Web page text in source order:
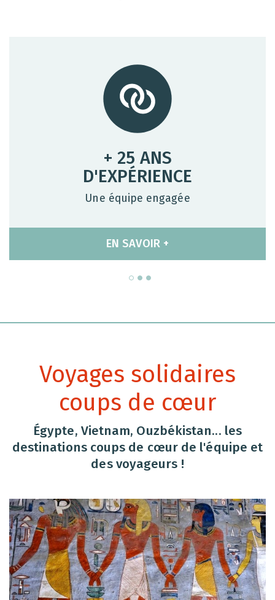
+ 25 ANS
D'EXPÉRIENCE
Une équipe engagée
EN SAVOIR +
Voyages solidaires
coups de cœur
Égypte, Vietnam, Ouzbékistan... les
destinations coups de cœur de l'équipe et
des voyageurs !